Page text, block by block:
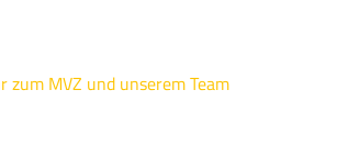
zum MVZ und unserem Team